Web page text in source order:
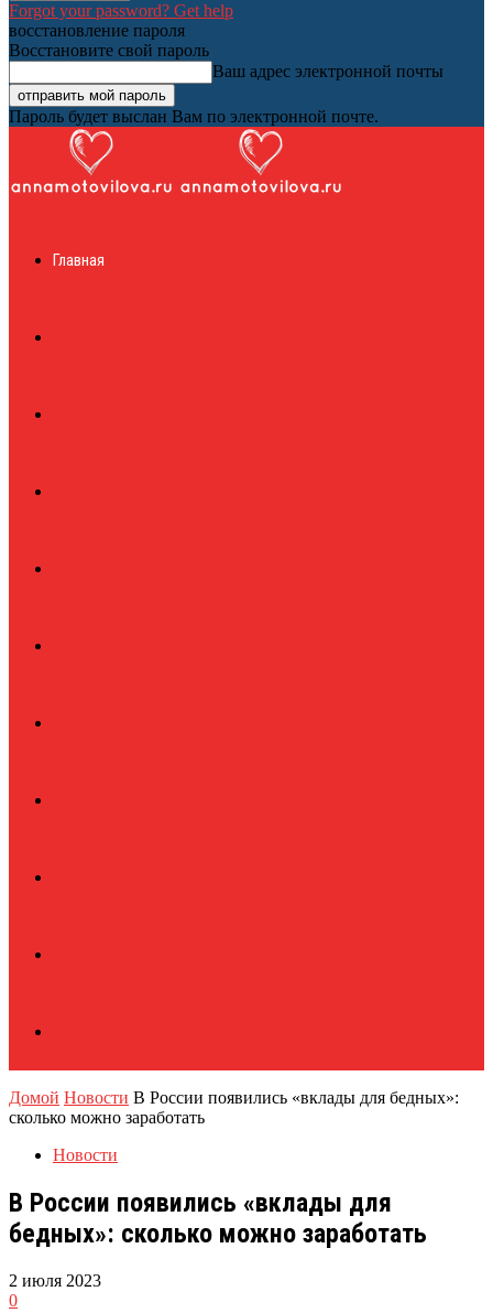
Forgot your password? Get help
восстановление пароля
Восстановите свой пароль
Ваш адрес электронной почты
Пароль будет выслан Вам по электронной почте.
журналГлавная
Домой Новости В России появились «вклады для бедных»:
сколько можно заработать
Новости
В России появились «вклады для
бедных»: сколько можно заработать
2 июля 2023
0